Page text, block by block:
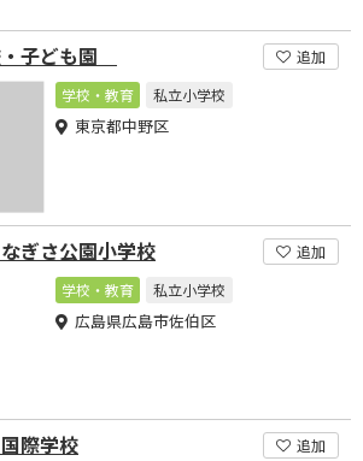
子ども園
追加
学校・教育
私立小学校
東京都中野区
ぎさ公園小学校
追加
学校・教育
私立小学校
広島県広島市佐伯区
際学校 追加